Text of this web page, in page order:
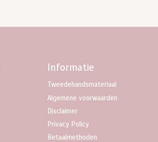
Informatie
Tweedehandsmateriaal
Algemene voorwaarden
Disclaimer
Privacy Policy
Betaalmethoden